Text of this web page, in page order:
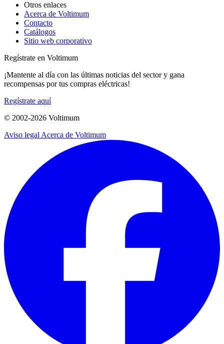
Otros enlaces
Acerca de Voltimum
Contacto
Catálogos
Sitio web corporativo
Regístrate en Voltimum
¡Mantente al día con las últimas noticias del sector y gana
recompensas por tus compras eléctricas!
Regístrate aquí
© 2002-2026 Voltimum
Aviso legal Acerca de Voltimum